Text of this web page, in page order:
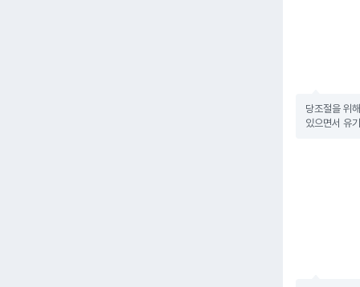
당조절을 위
있으면서 유